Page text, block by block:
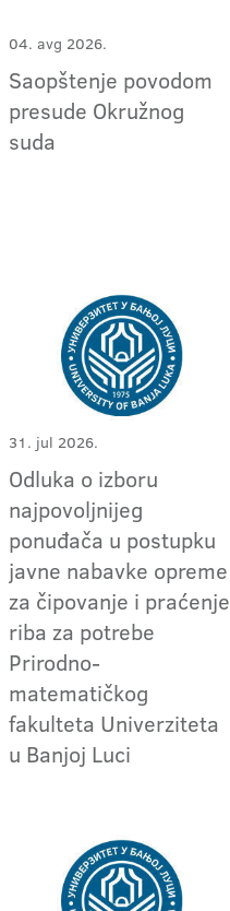
04. avg 2026.
Saopštenje povodom
presude Okružnog
suda
31. jul 2026.
Odluka o izboru
najpovoljnijeg
ponuđača u postupku
javne nabavke opreme
za čipovanje i praćenje
riba za potrebe
Prirodno-
matematičkog
fakulteta Univerziteta
u Banjoj Luci